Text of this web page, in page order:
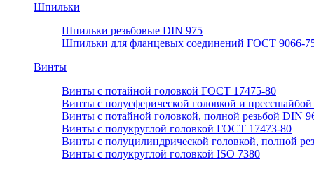
Шпильки
Шпильки резьбовые DIN 975
Шпильки для фланцевых соединений ГОСТ 9066-
Винты
Винты с потайной головкой ГОСТ 17475-80
Винты с полусферической головкой и
Винты с потайной головкой, полной резьбой DIN
Винты с полукруглой головкой ГОСТ 17473-80
Винты с полуцилиндрической головкой, полной
Винты с полукруглой головкой ISO 7380